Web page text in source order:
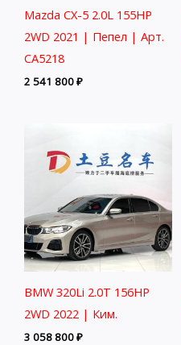
Mazda CX-5 2.0L 155HP
2WD 2021 | Пепел | Арт.
CA5218
2 541 800₽
BMW 320Li 2.0T 156HP
2WD 2022 | Ким.
3 058 800₽